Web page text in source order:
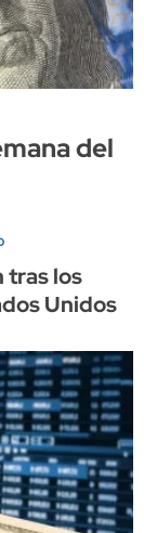
del
tras los
Unidos